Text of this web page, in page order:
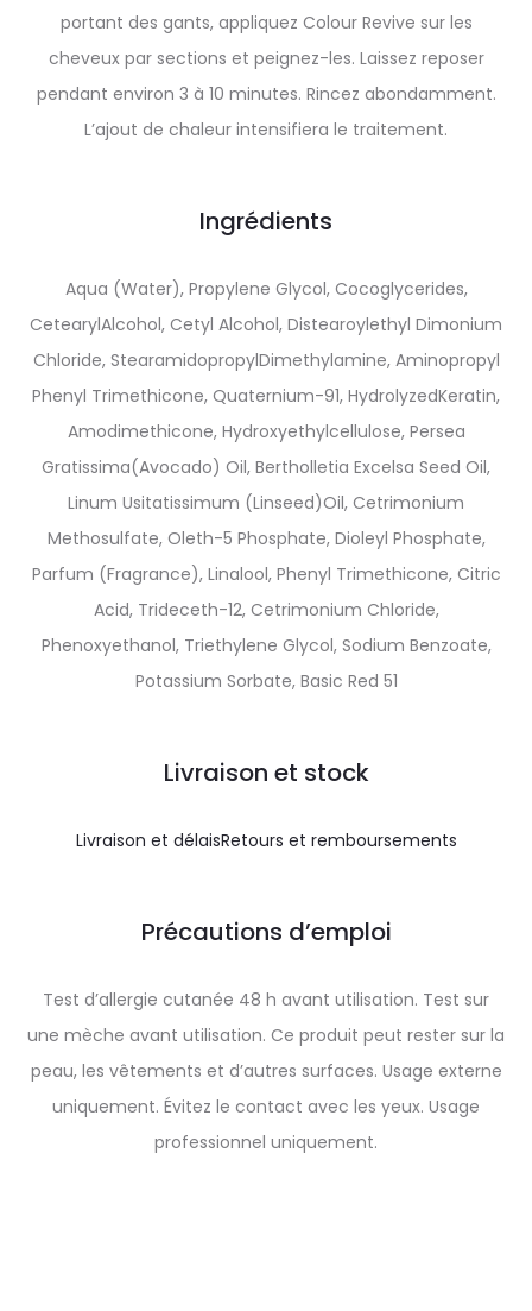
portant des gants, appliquez Colour Revive sur les
cheveux par sections et peignez-les. Laissez reposer
pendant environ 3 à 10 minutes. Rincez abondamment.
L’ajout de chaleur intensifiera le traitement.
Ingrédients
Aqua (Water), Propylene Glycol, Cocoglycerides,
CetearylAlcohol, Cetyl Alcohol, Distearoylethyl Dimonium
Chloride, StearamidopropylDimethylamine, Aminopropyl
Phenyl Trimethicone, Quaternium-91, HydrolyzedKeratin,
Amodimethicone, Hydroxyethylcellulose, Persea
Gratissima(Avocado) Oil, Bertholletia Excelsa Seed Oil,
Linum Usitatissimum (Linseed)Oil, Cetrimonium
Methosulfate, Oleth-5 Phosphate, Dioleyl Phosphate,
Parfum (Fragrance), Linalool, Phenyl Trimethicone, Citric
Acid, Trideceth-12, Cetrimonium Chloride,
Phenoxyethanol, Triethylene Glycol, Sodium Benzoate,
Potassium Sorbate, Basic Red 51
Livraison et stock
Livraison et délaisRetours et remboursements
Précautions d’emploi
Test d’allergie cutanée 48 h avant utilisation. Test sur
une mèche avant utilisation. Ce produit peut rester sur la
peau, les vêtements et d’autres surfaces. Usage externe
uniquement. Évitez le contact avec les yeux. Usage
professionnel uniquement.